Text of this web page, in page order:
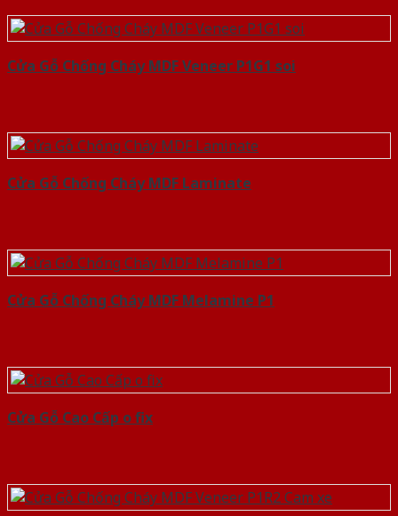
Cửa Gỗ Chống Cháy MDF Veneer P1G1 soi
Cửa Gỗ Chống Cháy MDF Laminate
Cửa Gỗ Chống Cháy MDF Melamine P1
Cửa Gỗ Cao Cấp o fix